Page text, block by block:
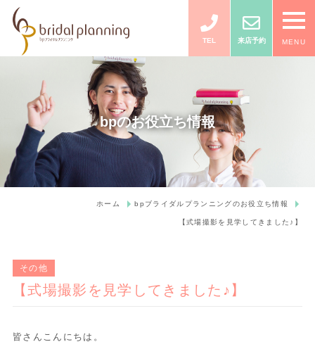
TEL 来店予約 MENU
bpのお役立ち情報
ホーム bpブライダルプランニングのお役立ち情報
【式場撮影を見学してきました♪】
その他
【式場撮影を見学してきました♪】
皆さんこんにちは。